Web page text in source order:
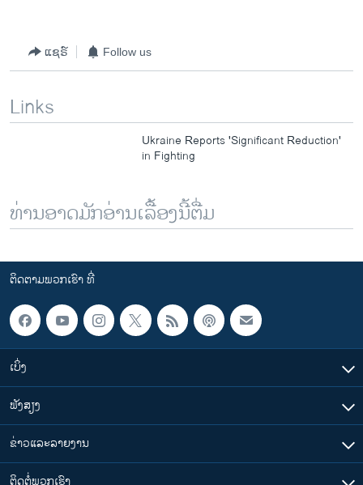
ແຊຣ໌ Follow us
Links
Ukraine Reports 'Significant Reduction'
in Fighting
ທ່ານອາດມັກອ່ານເລື້ອງນີ້ຕື່ມ
ຕິດຕາມພວກເຮົາ ທີ່
ເບິ່ງ
ຟັງສຽງ
ຂ່າວແລະລາຍງານ
ຕິດຕໍ່ພວກເຮົາ